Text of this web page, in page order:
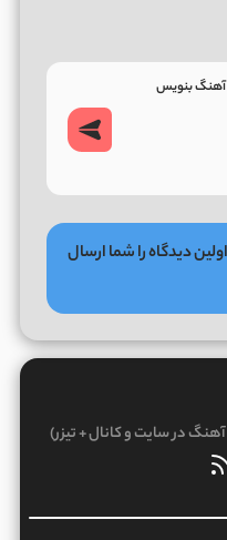
دیدگاه را شما ارسال
در سایت و کانال + تیزر)